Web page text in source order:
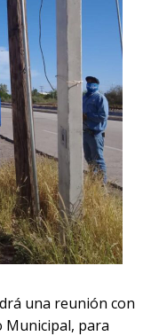
una reunión con
Municipal, para